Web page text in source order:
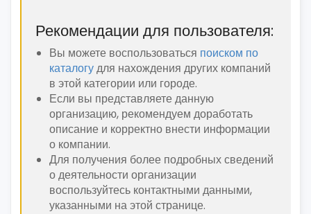
Рекомендации для пользователя:
Вы можете воспользоваться поиском по
каталогудля нахождения других компаний
в этой категории или городе.
Если вы представляете данную
организацию, рекомендуем доработать
описание и корректно внести информации
о компании.
Для получения более подробных сведений
о деятельности организации
воспользуйтесь контактными данными,
указанными на этой странице.